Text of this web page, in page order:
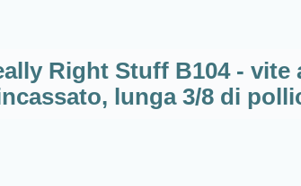
Right Stuff B104 - vite
lunga 3/8 di